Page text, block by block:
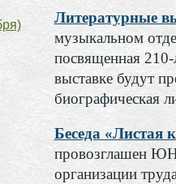
Литературные
музыкальном
посвященная
выставке будут
биографическая
Беседа «Листая
провозглашен
организации